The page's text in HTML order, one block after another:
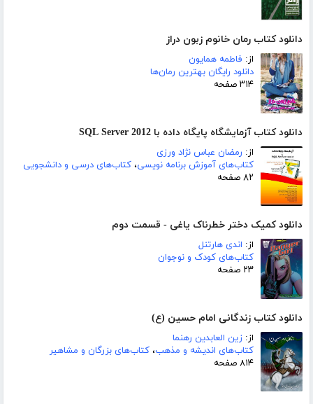
دانلود کتاب رمان خانوم زبون دراز
از: فاطمه همایون
دانلود رایگان بهترین رمان‌ها
۳۱۴ صفحه
دانلود کتاب آزمایشگاه پایگاه داده با SQL Server 2012
از: رمضان عباس نژاد ورزی
کتاب‌های آموزش برنامه نویسی، کتاب‌های درسی و دانشجویی
۸۲ صفحه
دانلود کمیک دختر خطرناک یاغی - قسمت دوم
از: اندی هارتنل
کتاب‌های کودک و نوجوان
۲۳ صفحه
دانلود کتاب زندگانی امام حسین (ع)
از: زین العابدین رهنما
کتاب‌های اندیشه و مذهب، کتاب‌های بزرگان و مشاهیر
۸۱۴ صفحه